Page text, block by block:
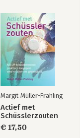
Margit Müller-Frahling
Actief met
Schüsslerzouten
€ 17,50